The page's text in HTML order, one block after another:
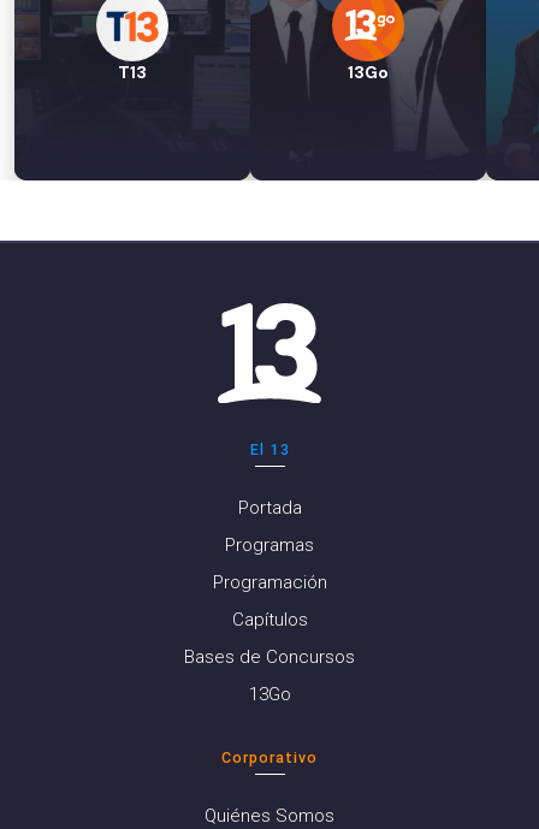
T13 13Go
El 13
Portada
Programas
Programación
Capítulos
Bases de Concursos
13Go
Corporativo
Quiénes Somos